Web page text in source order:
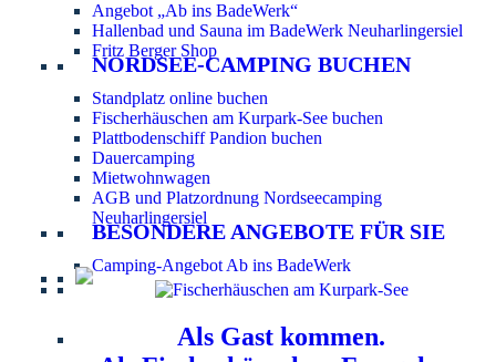
Angebot „Ab ins BadeWerk“
Hallenbad und Sauna im BadeWerk Neuharlingersiel
Fritz Berger Shop
NORDSEE-CAMPING BUCHEN
Standplatz online buchen
Fischerhäuschen am Kurpark-See buchen
Plattbodenschiff Pandion buchen
Dauercamping
Mietwohnwagen
AGB und Platzordnung Nordseecamping
Neuharlingersiel
BESONDERE ANGEBOTE FÜR SIE
Camping-Angebot Ab ins BadeWerk
Als Gast kommen.